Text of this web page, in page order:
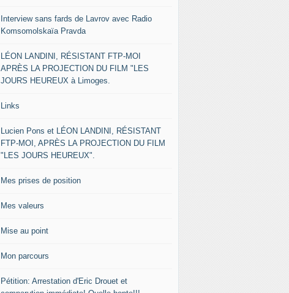
Interview sans fards de Lavrov avec Radio
Komsomolskaïa Pravda
LÉON LANDINI, RÉSISTANT FTP-MOI
APRÈS LA PROJECTION DU FILM "LES
JOURS HEUREUX à Limoges.
Links
Lucien Pons et LÉON LANDINI, RÉSISTANT
FTP-MOI, APRÈS LA PROJECTION DU FILM
"LES JOURS HEUREUX".
Mes prises de position
Mes valeurs
Mise au point
Mon parcours
Pétition: Arrestation d'Eric Drouet et